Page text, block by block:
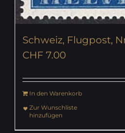
Schweiz, Flugpost,
CHF 7.00
In den Warenkorb
Zur Wunschliste
hinzufügen